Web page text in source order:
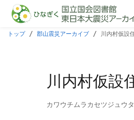
本文に飛ぶ
トップ 郡山震災アーカイブ 川内村仮設
川内村仮設
カワウチムラカセツジュウ